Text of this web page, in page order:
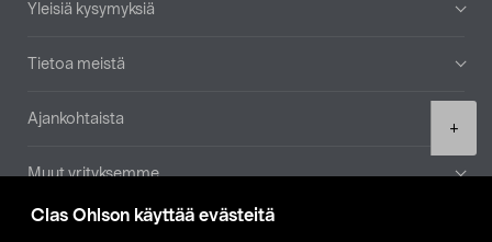
Clas Ohlson käyttää evästeitä
+
Yleisiä kysymyksiä
Tietoa meistä
Ajankohtaista
Muut yrityksemme
Etsi myymälä